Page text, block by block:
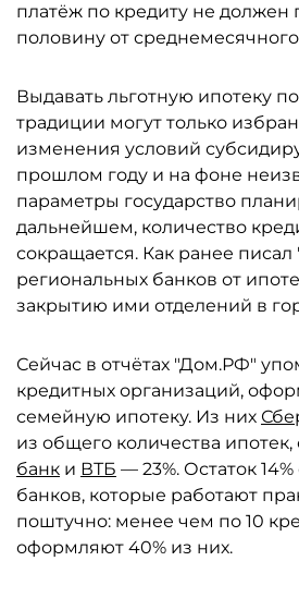
платёж по кредиту не должен
половину от среднемесячного
Выдавать льготную ипотеку
традиции могут только
изменения условий
прошлом году и на фоне
параметры государство
дальнейшем, количество
сокращается. Как ранее писал
региональных банков от
закрытию ими отделений в
Сейчас в отчётах "Дом.РФ"
кредитных организаций,
семейную ипотеку. Из них
из общего количества ипотек,
банк и ВТБ — 23%. Остаток
банков, которые работают
поштучно: менее чем по 10
оформляют 40% из них.